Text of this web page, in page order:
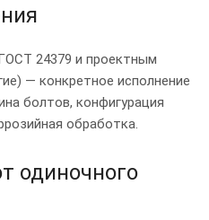
24379 и проектным
— конкретное исполнение
болтов, конфигурация
обработка.
одиночного